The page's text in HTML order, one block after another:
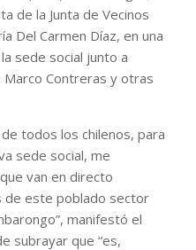
de la Junta de Vecinos
Del Carmen Díaz, en una
sede social junto a
Contreras y otras
todos los chilenos, para
sede social, me
van en directo
de este poblado sector
manifestó el
subrayar que “es,